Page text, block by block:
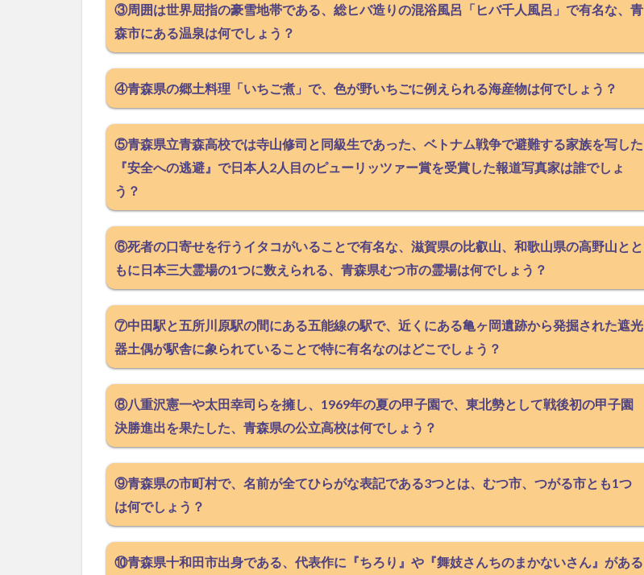
③周囲は世界屈指の豪雪地帯である、総ヒバ造りの混浴風呂「ヒバ千人風呂」で有名な、青
森市にある温泉は何でしょう？
④青森県の郷土料理「いちご煮」で、色が野いちごに例えられる海産物は何でしょう？
⑤青森県立青森高校では寺山修司と同級生であった、ベトナム戦争で避難する家族を写した
『安全への逃避』で日本人2人目のピューリッツァー賞を受賞した報道写真家は誰でしょ
う？
⑥死者の口寄せを行うイタコがいることで有名な、滋賀県の比叡山、和歌山県の高野山とと
もに日本三大霊場の1つに数えられる、青森県むつ市の霊場は何でしょう？
⑦中田駅と五所川原駅の間にある五能線の駅で、近くにある亀ヶ岡遺跡から発掘された遮光
器土偶が駅舎に象られていることで特に有名なのはどこでしょう？
⑧八重沢憲一や太田幸司らを擁し、1969年の夏の甲子園で、東北勢として戦後初の甲子園
決勝進出を果たした、青森県の公立高校は何でしょう？
⑨青森県の市町村で、名前が全てひらがな表記である3つとは、むつ市、つがる市とも1つ
は何でしょう？
⑩青森県十和田市出身である、代表作に『ちろり』や『舞妓さんちのまかないさん』がある